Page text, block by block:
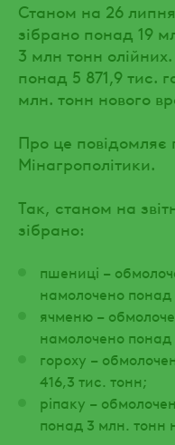
Станом на 26
зібрано понад 19
3 млн тонн
понад 5 871,9 тис.
млн. тонн нового
Про це
Мінагрополітики.
Так, станом на
зібрано:
пшениці –
намолочено понад
ячменю –
намолочено
гороху –
416,3 тис. тонн;
ріпаку –
понад 3 млн. тонн